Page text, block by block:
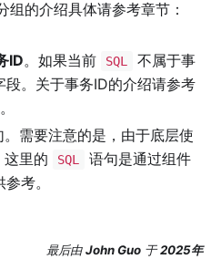
组的介绍具体请参考章节：
ID。如果当前 SQL
不属于事
段。关于事务ID的介绍请参考
。
。需要注意的是，由于底层使
这里的 SQL
语句是通过组件
考。
最后由John Guo 于2025年